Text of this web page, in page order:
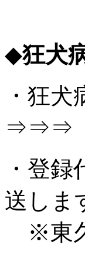
◆狂犬
・狂
⇒⇒⇒
・登
送しま
※東久